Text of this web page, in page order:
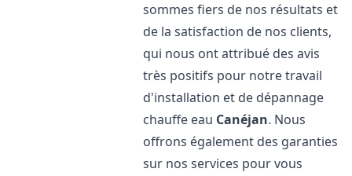
sommes fiers de nos résultats et
de la satisfaction de nos clients,
qui nous ont attribué des avis
très positifs pour notre travail
d'installation et de dépannage
chauffe eau Canéjan. Nous
offrons également des garanties
sur nos services pour vous